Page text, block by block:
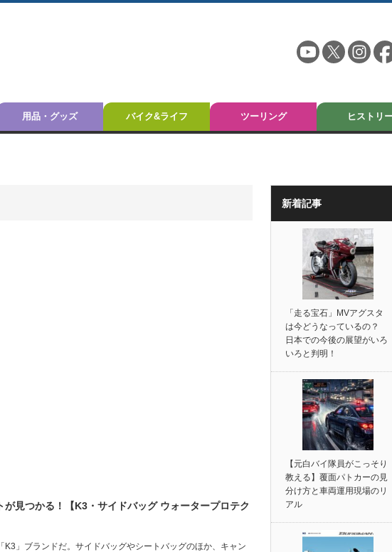
用品・グッズ バイク&ライフ ツーリング ヒストリ
見つかる！【K3・サイドバッグ ウォータープロテク
」ブランドだ。サイドバッグやシートバッグのほか、キャン
新着記事
「走る宝石」MVアグスタ
は今どうなっているの？
日本での今後の展望がいろ
いろと判明！
【元白バイ隊員がこっそり
教える】覆面パトカーの見
分け方と車両運用現場のリ
アル